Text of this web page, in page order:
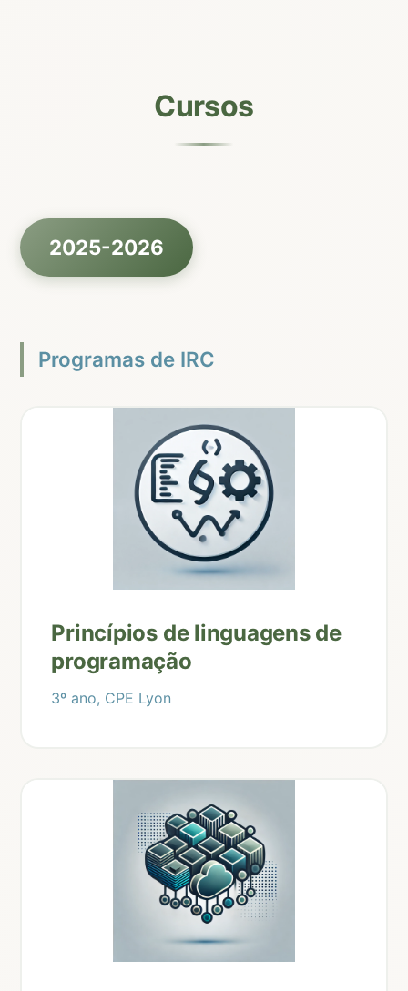
Cursos
2025-2026
Programas de IRC
Princípios de linguagens de
programação
3º ano, CPE Lyon